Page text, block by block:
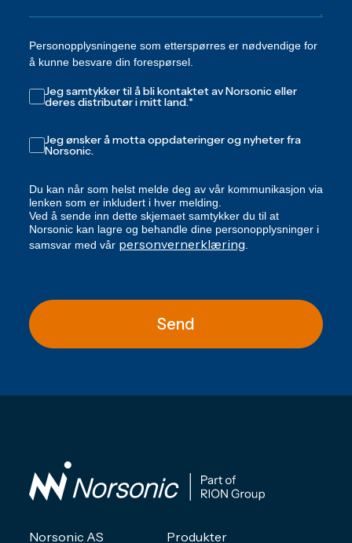
Personopplysningene som etterspørres er nødvendige for
å kunne besvare din forespørsel.
Jeg samtykker til å bli kontaktet av Norsonic eller
deres distributør i mitt land.*
Jeg ønsker å motta oppdateringer og nyheter fra
Norsonic.
Du kan når som helst melde deg av vår kommunikasjon via
lenken som er inkludert i hver melding.
Ved å sende inn dette skjemaet samtykker du til at
Norsonic kan lagre og behandle dine personopplysninger i
samsvar med vår personvernerklæring
Send
Norsonic AS Produkter